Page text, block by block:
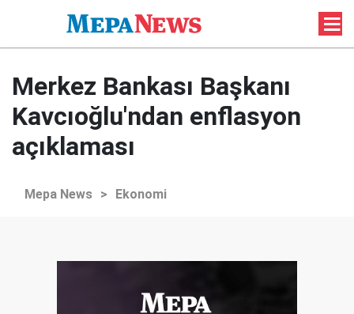
Merkez Bankası Başkanı
Kavcıoğlu'ndan enflasyon
açıklaması
Mepa News > Ekonomi